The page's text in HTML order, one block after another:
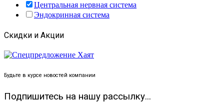
Центральная нервная система
Эндокринная система
Скидки и Акции
Будьте в курсе новостей компании
Подпишитесь на нашу рассылку...